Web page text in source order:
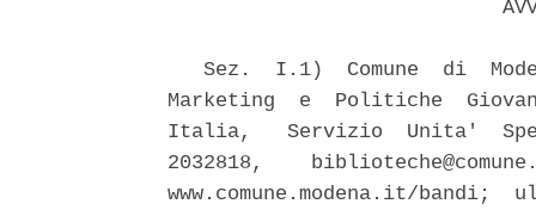
Sez.  I.1)  Comune  di
Marketing  e  Politiche
Italia,   Servizio  Unita'
2032818,
www.comune.modena.it/